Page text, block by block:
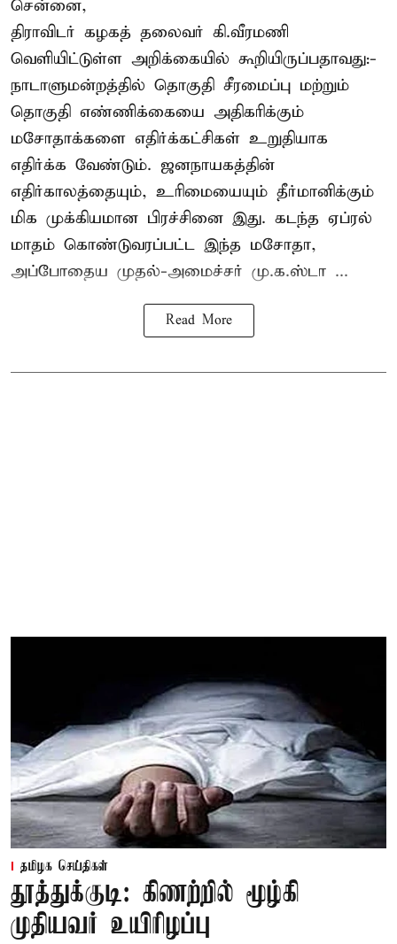
சென்னை,
திராவிடர் கழகத் தலைவர் கி.வீரமணி
வெளியிட்டுள்ள அறிக்கையில் கூறியிருப்பதாவது:-
நாடாளுமன்றத்தில் தொகுதி சீரமைப்பு மற்றும்
தொகுதி எண்ணிக்கையை அதிகரிக்கும்
மசோதாக்களை எதிர்க்கட்சிகள் உறுதியாக
எதிர்க்க வேண்டும். ஜனநாயகத்தின்
எதிர்காலத்தையும், உரிமையையும் தீர்மானிக்கும்
மிக முக்கியமான பிரச்சினை இது. கடந்த ஏப்ரல்
மாதம் கொண்டுவரப்பட்ட இந்த மசோதா,
அப்போதைய முதல்-அமைச்சர் மு.க.ஸ்டா ...
Read More
தமிழக செய்திகள்
தூத்துக்குடி: கிணற்றில் மூழ்கி
முதியவர் உயிரிழப்பு